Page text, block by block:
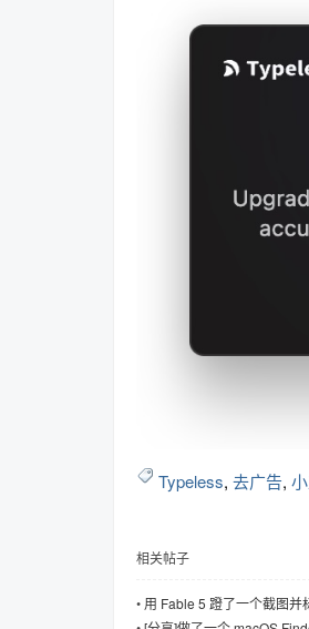
Typeless, 去广告,
相关帖子
• 用 Fable 5 蹬了一个截图
工具